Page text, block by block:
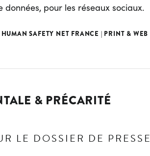
pour les réseaux sociaux.
SAFETY NET FRANCE | PRINT & WEB
& PRÉCARITÉ
LE DOSSIER DE PRESSE